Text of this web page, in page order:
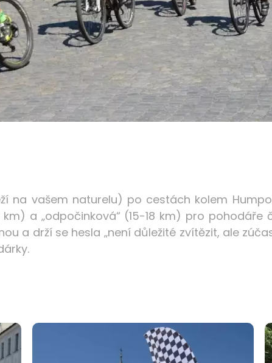
na vašem naturelu) po cestách kolem
km) a „odpočinková“ (15-18 km) pro
a drží se hesla „není důležité zvítězit, ale